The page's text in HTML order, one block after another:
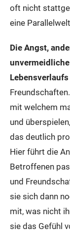
oft nicht
eine
Die Angst,
Lebensverlaufs
mit welchem
und
das deutlich
Hier führt die
Betroffenen
und
sie sich dann
mit, was nicht
sie das Gefühl